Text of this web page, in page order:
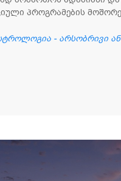
პროგრამების
- არსობრივი